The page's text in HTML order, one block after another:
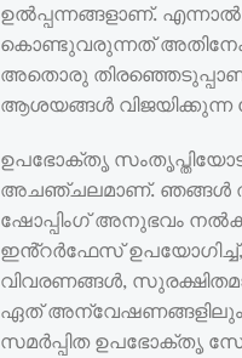
ഉൽപ്പന്നങ്ങളാണ്.
കൊണ്ടുവരുന്നത്
അതൊരു
ആശയങ്ങൾ വിജയിക്കുന്ന
ഉപഭോക്തൃ
അചഞ്ചലമാണ്. ഞങ്ങൾ
ഷോപ്പിംഗ് അനുഭവം
ഇൻ്റർഫേസ് ഉപയോഗിച്ച്,
വിവരണങ്ങൾ,
ഏത് അന്വേഷണങ്ങളിലും
സമർപ്പിത ഉപഭോക്തൃ